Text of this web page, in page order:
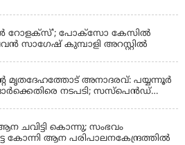
റോളക്സ്'; പോക്സോ കേസിൽ
സാഗേഷ് കുമ്പാളി അറസ്റ്റിൽ
മൃതദേഹത്തോട് അനാദരവ്: പയ്യന്നൂർ
നടപടി; സസ്പെൻഡ്
ചവിട്ടി കൊന്നു; സംഭവം
കോന്നി ആന പരിപാലനകേന്ദ്രത്തിൽ